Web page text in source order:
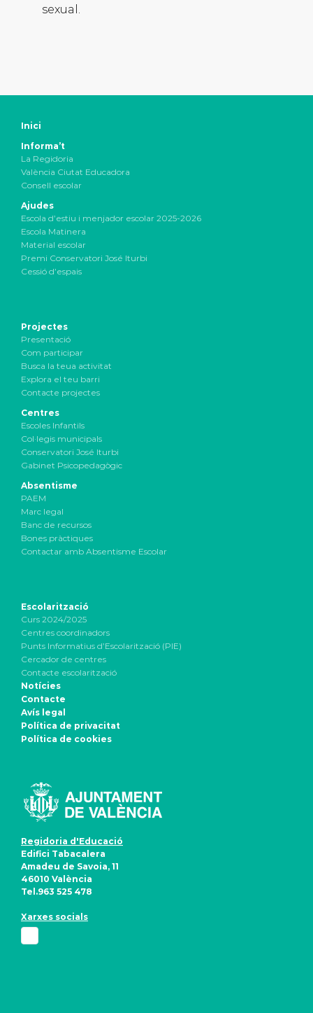
sexual.
Inici
Informa’t
La Regidoria
València Ciutat Educadora
Consell escolar
Ajudes
Escola d’estiu i menjador escolar 2025-2026
Escola Matinera
Material escolar
Premi Conservatori José Iturbi
Cessió d’espais
Projectes
Presentació
Com participar
Busca la teua activitat
Explora el teu barri
Contacte projectes
Centres
Escoles Infantils
Col·legis municipals
Conservatori José Iturbi
Gabinet Psicopedagògic
Absentisme
PAEM
Marc legal
Banc de recursos
Bones pràctiques
Contactar amb Absentisme Escolar
Escolarització
Curs 2024/2025
Centres coordinadors
Punts Informatius d’Escolarització (PIE)
Cercador de centres
Contacte escolarització
Notícies
Contacte
Avís legal
Política de privacitat
Política de cookies
Regidoria d'Educació
Edifici Tabacalera
Amadeu de Savoia, 11
46010 València
Tel.963 525 478
Xarxes socials